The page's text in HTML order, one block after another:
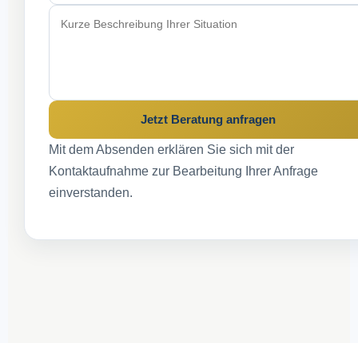
Jetzt Beratung anfragen
Mit dem Absenden erklären Sie sich mit der
Kontaktaufnahme zur Bearbeitung Ihrer Anfrage
einverstanden.